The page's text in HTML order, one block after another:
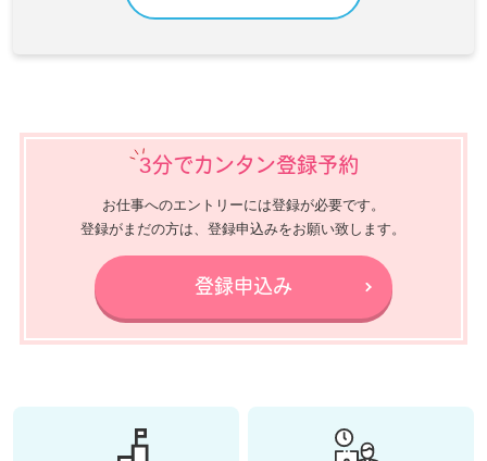
3分でカンタン登録予約
お仕事へのエントリーには登録が必要です。
登録がまだの方は、登録申込みをお願い致します。
登録申込み